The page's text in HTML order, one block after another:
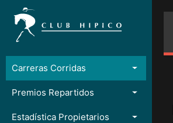
Carreras Corridas
Premios Repartidos
Estadística Propietarios